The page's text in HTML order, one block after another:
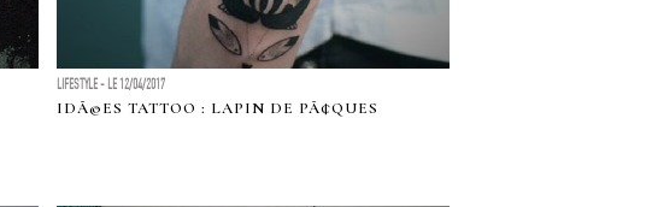
LIFESTYLE - LE 12/04/2017
IDÃ©ES TATTOO : LAPIN DE PÃ¢QUES